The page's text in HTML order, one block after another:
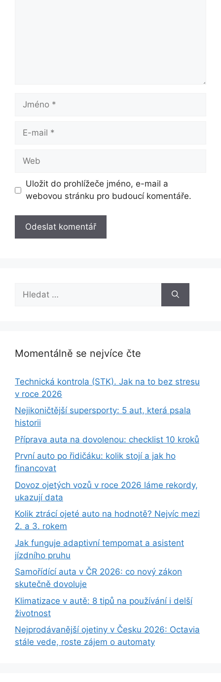
Jméno
Web
Uložit do prohlížeče jméno, e-mail a
webovou stránku pro budoucí komentáře.
Momentálně se nejvíce čte
Technická kontrola (STK). Jak na to bez stresu
v roce 2026
Nejikoničtější supersporty: 5 aut, která psala
historii
Příprava auta na dovolenou: checklist 10 kroků
První auto po řidičáku: kolik stojí a jak ho
financovat
Dovoz ojetých vozů v roce 2026 láme rekordy,
ukazují data
Kolik ztrácí ojeté auto na hodnotě? Nejvíc mezi
2. a 3. rokem
Jak funguje adaptivní tempomat a asistent
jízdního pruhu
Samořídící auta v ČR 2026: co nový zákon
skutečně dovoluje
Klimatizace v autě: 8 tipů na používání i delší
životnost
Nejprodávanější ojetiny v Česku 2026: Octavia
stále vede, roste zájem o automaty